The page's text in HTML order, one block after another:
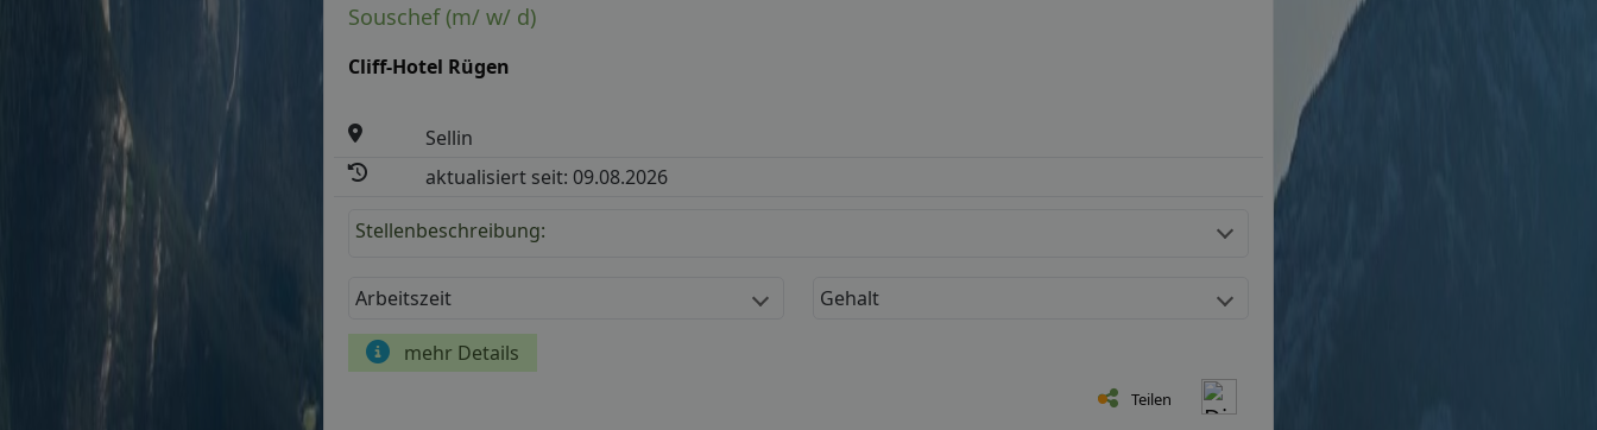
Souschef (m/ w/ d)
Cliff-Hotel Rügen
Sellin
aktualisiert seit: 09.08.2026
Stellenbeschreibung:
Arbeitszeit Gehalt
mehr Details
Teilen